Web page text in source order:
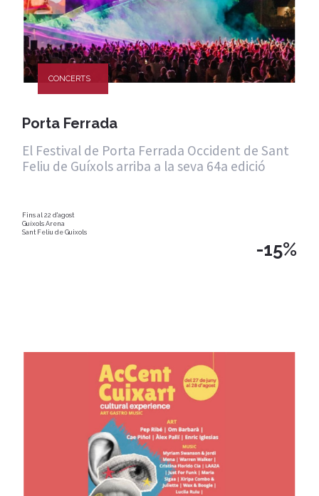
CONCERTS
Porta Ferrada
El Festival de Porta Ferrada Occident de Sant
Feliu de Guíxols arriba a la seva 64a edició
Fins al 22 d'agost
Guíxols Arena
Sant Feliu de Guixols
-15%